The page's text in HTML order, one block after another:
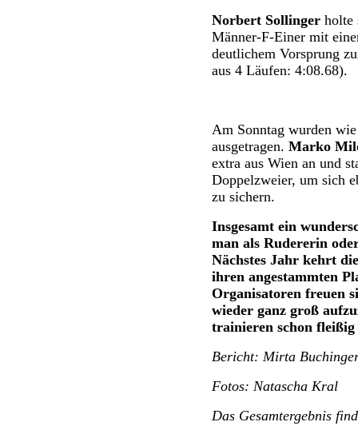
Norbert Sollinger holte
Männer-F-Einer mit
deutlichem Vorsprung
aus 4 Läufen: 4:08.68).
Am Sonntag wurden
ausgetragen. Marko
extra aus Wien an und
Doppelzweier, um sich
zu sichern.
Insgesamt ein
man als Rudererin
Nächstes Jahr kehrt
ihren angestammten
Organisatoren freuen
wieder ganz groß
trainieren schon
Bericht: Mirta
Fotos: Natascha Kral
Das Gesamtergebnis